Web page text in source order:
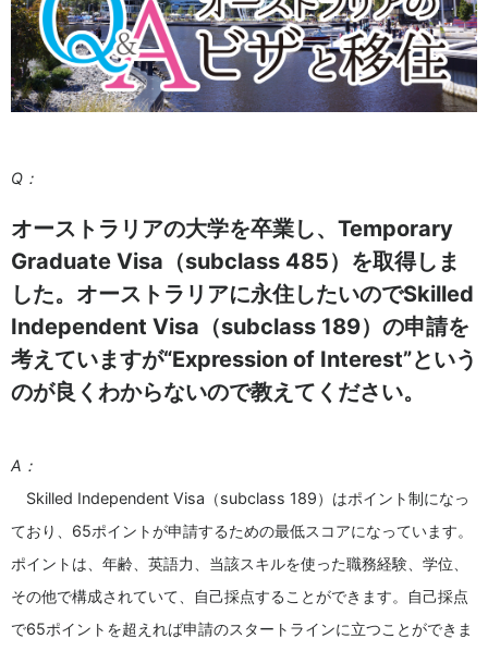
Q：
オーストラリアの大学を卒業し、Temporary
Graduate Visa（subclass 485）を取得しま
した。オーストラリアに永住したいのでSkilled
Independent Visa（subclass 189）の申請を
考えていますが“Expression of Interest”という
のが良くわからないので教えてください。
A：
Skilled Independent Visa（subclass 189）はポイント制になっ
ており、65ポイントが申請するための最低スコアになっています。
ポイントは、年齢、英語力、当該スキルを使った職務経験、学位、
その他で構成されていて、自己採点することができます。自己採点
で65ポイントを超えれば申請のスタートラインに立つことができま